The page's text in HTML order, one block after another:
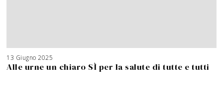
13 Giugno 2025
Alle urne un chiaro SÌ per la salute di tutte e tutti